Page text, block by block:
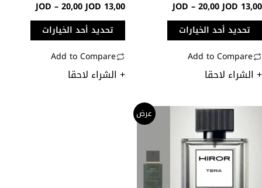
JOD–20,00JOD
تحديد أحد الخيارات
Add to Compare
الشراء لاحقا
13,00
JOD–20,00JOD
تحديد أحد الخيارات
Add to Compare
صفحة
المنتج
+ الشراء لاحقا
عرضنطاق
السعر:
خلال